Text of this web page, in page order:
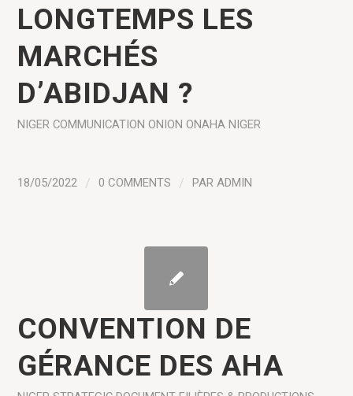
LONGTEMPS LES
MARCHÉS
D’ABIDJAN ?
NIGER COMMUNICATION ONION ONAHA NIGER
18/05/2022 / 0 COMMENTS / PARADMIN
CONVENTION DE
GÉRANCE DES AHA